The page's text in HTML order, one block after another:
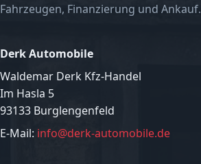
Fahrzeugen, Finanzierung und Ankauf.
Derk Automobile
Waldemar Derk Kfz-Handel
Im Hasla 5
93133 Burglengenfeld
E-Mail: info@derk-automobile.de